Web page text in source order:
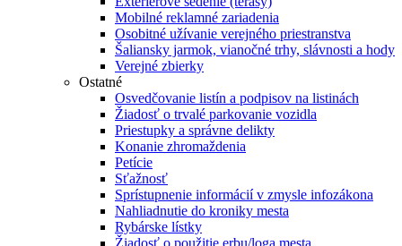
Mobilné reklamné zariadenia
Osobitné užívanie verejného priestranstva
Šaliansky jarmok, vianočné trhy, slávnosti a hody
Verejné zbierky
Ostatné
Osvedčovanie listín a podpisov na listinách
Žiadosť o trvalé parkovanie vozidla
Priestupky a správne delikty
Konanie zhromaždenia
Petície
Sťažnosť
Sprístupnenie informácií v zmysle infozákona
Nahliadnutie do kroniky mesta
Rybárske lístky